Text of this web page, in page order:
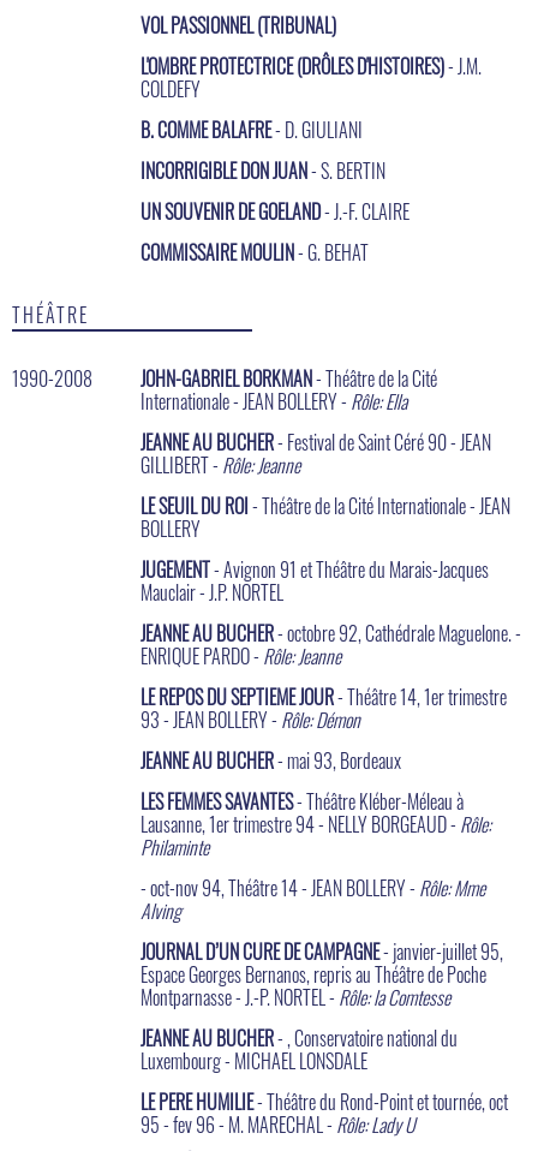
VOL PASSIONNEL (TRIBUNAL)
L'OMBRE PROTECTRICE (DRÔLES D'HISTOIRES)- J.M.
COLDEFY
B. COMME BALAFRE- D. GIULIANI
INCORRIGIBLE DON JUAN- S. BERTIN
UN SOUVENIR DE GOELAND- J.-F. CLAIRE
COMMISSAIRE MOULIN- G. BEHAT
THÉÂTRE
1990-2008 JOHN-GABRIEL BORKMAN- Théâtre de la Cité
Internationale - JEAN BOLLERY - Rôle: Ella
JEANNE AU BUCHER- Festival de Saint Céré 90 - JEAN
GILLIBERT - Rôle: Jeanne
LE SEUIL DU ROI- Théâtre de la Cité Internationale - JEAN
BOLLERY
JUGEMENT- Avignon 91 et Théâtre du Marais-Jacques
Mauclair - J.P. NORTEL
JEANNE AU BUCHER- octobre 92, Cathédrale Maguelone. -
ENRIQUE PARDO - Rôle: Jeanne
LE REPOS DU SEPTIEME JOUR- Théâtre 14, 1er trimestre
93 - JEAN BOLLERY - Rôle: Démon
JEANNE AU BUCHER- mai 93, Bordeaux
LES FEMMES SAVANTES- Théâtre Kléber-Méleau à
Lausanne, 1er trimestre 94 - NELLY BORGEAUD - Rôle:
Philaminte
- oct-nov 94, Théâtre 14 - JEAN BOLLERY - Rôle: Mme
Alving
JOURNAL D’UN CURE DE CAMPAGNE- janvier-juillet 95,
Espace Georges Bernanos, repris au Théâtre de Poche
Montparnasse - J.-P. NORTEL - Rôle: la Comtesse
JEANNE AU BUCHER- , Conservatoire national du
Luxembourg - MICHAEL LONSDALE
LE PERE HUMILIE- Théâtre du Rond-Point et tournée, oct
95 - fev 96 - M. MARECHAL - Rôle: Lady U